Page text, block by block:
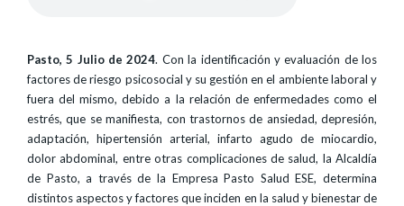
Pasto, 5 Julio de 2024. Con la identificación y evaluación de los
factores de riesgo psicosocial y su gestión en el ambiente laboral y
fuera del mismo, debido a la relación de enfermedades como el
estrés, que se manifiesta, con trastornos de ansiedad, depresión,
adaptación, hipertensión arterial, infarto agudo de miocardio,
dolor abdominal, entre otras complicaciones de salud, la Alcaldía
de Pasto, a través de la Empresa Pasto Salud ESE, determina
distintos aspectos y factores que inciden en la salud y bienestar de